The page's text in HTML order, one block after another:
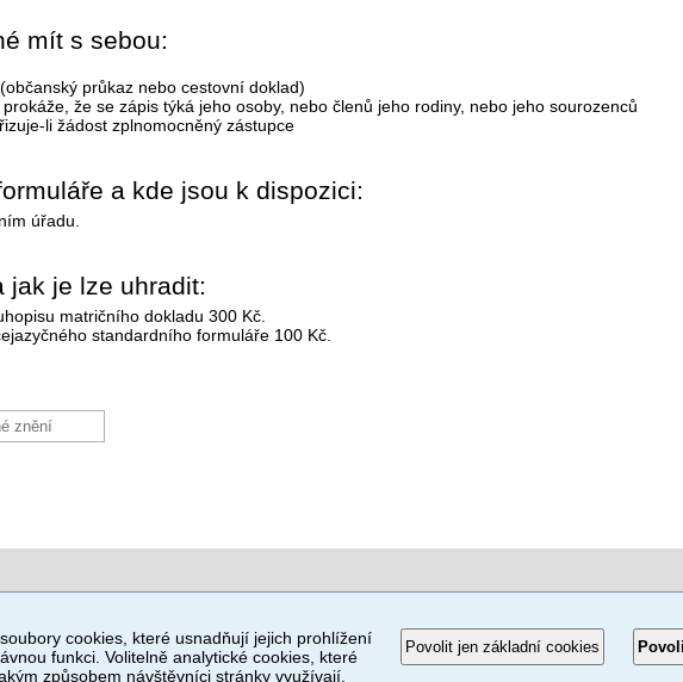
mít s sebou:
průkaz nebo cestovní doklad)
že se zápis týká jeho osoby, nebo členů jeho rodiny, nebo jeho sourozenců
li žádost zplnomocněný zástupce
a kde jsou k dispozici:
úřadu.
jak je lze uhradit:
matričního dokladu 300 Kč.
standardního formuláře 100 Kč.
znění
cookies, které usnadňují jejich prohlížení
funkci. Volitelně analytické cookies, které
způsobem návštěvníci stránky využívají.
Povolit jen základní cookies